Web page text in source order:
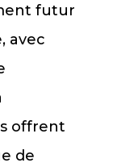
futur
avec
offrent
de